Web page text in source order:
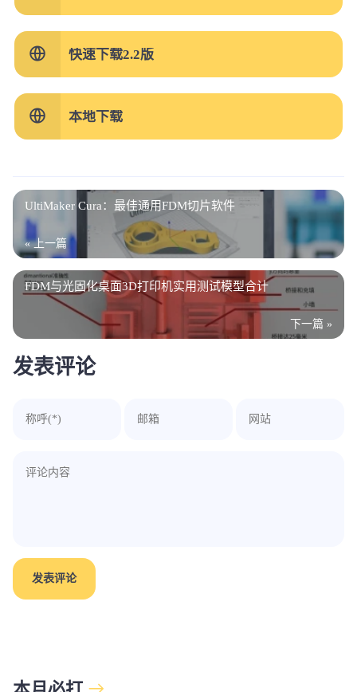
快速下载2.2版
本地下载
UltiMaker Cura：最佳通用FDM切片软件
« 上一篇
FDM与光固化桌面3D打印机实用测试模型合计
下一篇 »
发表评论